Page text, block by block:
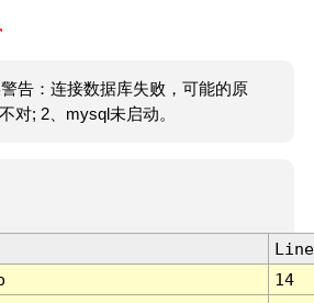
告：连接数据库失败，可能的原
对; 2、mysql未启动。
Line
14